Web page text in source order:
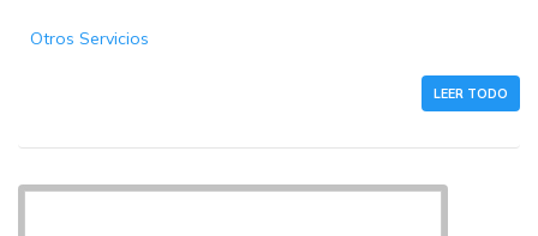
Otros Servicios
LEER TODO